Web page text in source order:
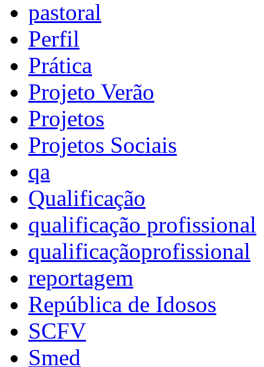
pastoral
Perfil
Prática
Projeto Verão
Projetos
Projetos Sociais
qa
Qualificação
qualificação profissional
qualificaçãoprofissional
reportagem
República de Idosos
SCFV
Smed